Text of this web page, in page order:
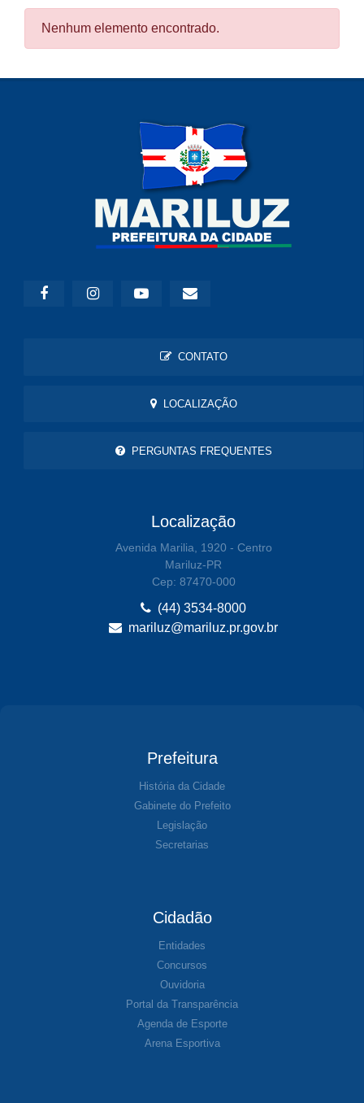
Nenhum elemento encontrado.
CONTATO
LOCALIZAÇÃO
PERGUNTAS FREQUENTES
Localização
Avenida Marilia, 1920 - Centro
Mariluz-PR
Cep: 87470-000
(44) 3534-8000
mariluz@mariluz.pr.gov.br
Prefeitura
História da Cidade
Gabinete do Prefeito
Legislação
Secretarias
Cidadão
Entidades
Concursos
Ouvidoria
Portal da Transparência
Agenda de Esporte
Arena Esportiva